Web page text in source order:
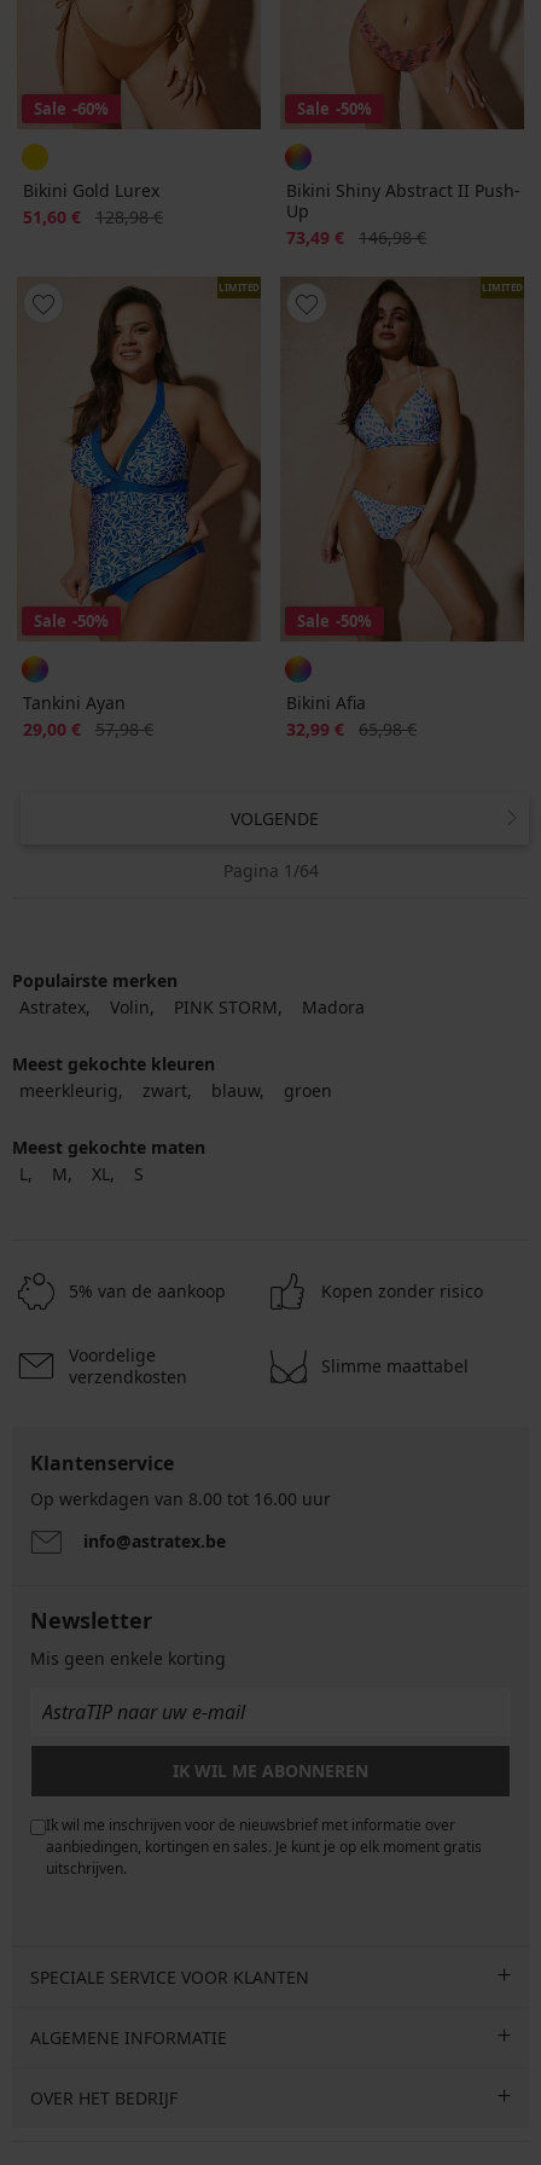
Sale -60%
Bikini Gold Lurex
Korting
51,60 € Oorspronkelijke prijs
128,98 €
Sale -50%
Bikini Shiny Abstract II Push-
Up
Korting
73,49 € Oorspronkelijke prijs
146,98 €
LIMITED
Sale -50%
Tankini Ayan
Korting
29,00 € Oorspronkelijke prijs
57,98 €
LIMITED
Sale -50%
Bikini Afia
Korting
32,99 € Oorspronkelijke prijs
65,98 €
VOLGENDE
Pagina 1/64
Populairste merken
Astratex
Volin PINK STORM Madora
Meest gekochte kleuren
meerkleurig
zwart blauw groen
Meest gekochte maten
L
M XL S
5% van de aankoop Kopen zonder risico
Voordelige
verzendkosten
Slimme maattabel
Klantenservice
Op werkdagen van 8.00 tot 16.00 uur
info@astratex.be
Newsletter
Mis geen enkele korting
IK WIL ME ABONNEREN
Ik wil me inschrijven voor de nieuwsbrief met informatie over
aanbiedingen, kortingen en sales. Je kunt je op elk moment gratis
uitschrijven.
SPECIALE SERVICE VOOR KLANTEN
ALGEMENE INFORMATIE
OVER HET BEDRIJF